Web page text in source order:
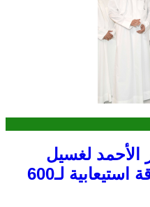
الأحمد لغسيل
الكلى في الأحمدي بطاقة استيعابية لـ600